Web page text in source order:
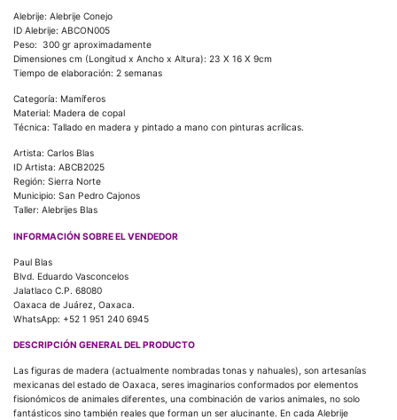
Alebrije: Alebrije Conejo
ID Alebrije: ABCON005
Peso: 300 gr aproximadamente
Dimensiones cm (Longitud x Ancho x Altura): 23 X 16 X 9cm
Tiempo de elaboración: 2 semanas
Categoría: Mamíferos
Material: Madera de copal
Técnica: Tallado en madera y pintado a mano con pinturas acrílicas.
Artista: Carlos Blas
ID Artista: ABCB2025
Región: Sierra Norte
Municipio: San Pedro Cajonos
Taller: Alebrijes Blas
INFORMACIÓN SOBRE EL VENDEDOR
Paul Blas
Blvd. Eduardo Vasconcelos
Jalatlaco C.P. 68080
Oaxaca de Juárez, Oaxaca.
WhatsApp: +52 1 951 240 6945
DESCRIPCIÓN GENERAL DEL PRODUCTO
Las figuras de madera (actualmente nombradas tonas y nahuales), son artesanías
mexicanas del estado de Oaxaca, seres imaginarios conformados por elementos
fisionómicos de animales diferentes, una combinación de varios animales, no solo
fantásticos sino también reales que forman un ser alucinante. En cada Alebrije